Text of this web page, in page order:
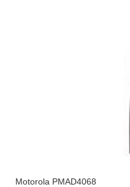
Motorola PMAD4068